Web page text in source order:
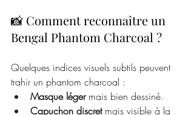
📸 Comment reconnaître un
Bengal Phantom Charcoal ?
Quelques indices visuels subtils peuvent
trahir un phantom charcoal :
Masque léger mais bien dessiné.
Capuchon discret mais visible à la